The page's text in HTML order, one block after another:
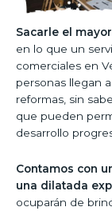
Sacarle el
en lo que un
comerciales en
personas llegan
reformas, sin
que pueden
desarrollo
Contamos con
una dilatada
ocuparán de